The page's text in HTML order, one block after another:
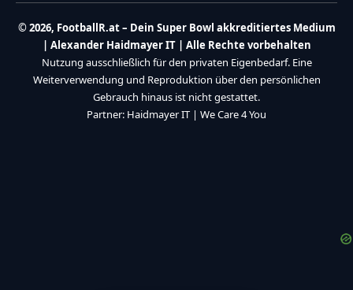
© 2026, FootballR.at – Dein Super Bowl akkreditiertes Medium
| Alexander Haidmayer IT | Alle Rechte vorbehalten
Nutzung ausschließlich für den privaten Eigenbedarf. Eine
Weiterverwendung und Reproduktion über den persönlichen
Gebrauch hinaus ist nicht gestattet.
Partner: Haidmayer IT | We Care 4 You